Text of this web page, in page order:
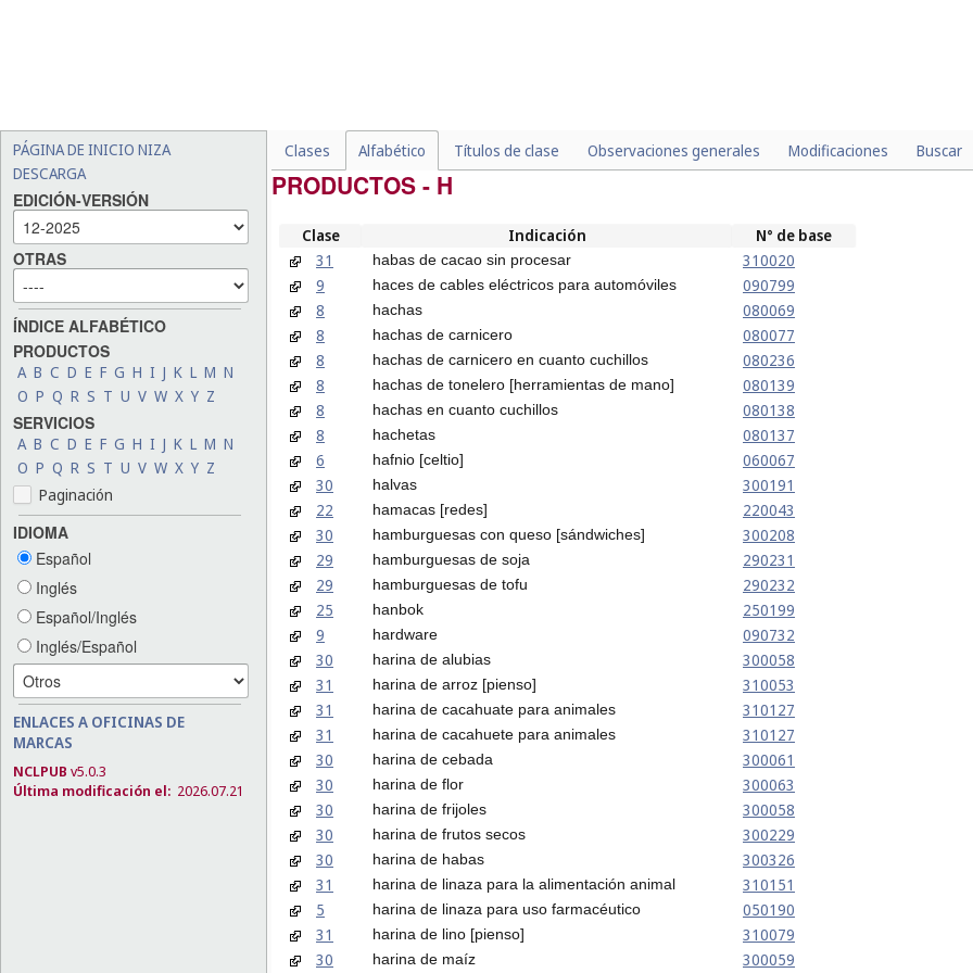
PÁGINA DE INICIO NIZA
DESCARGA
EDICIÓN-VERSIÓN
OTRAS
ÍNDICE ALFABÉTICO
PRODUCTOS
A B C D E F G H I J K L M N
O P Q R S T U V W X Y Z
SERVICIOS
A B C D E F G H I J K L M N
O P Q R S T U V W X Y Z
Paginación
IDIOMA
Español
Inglés
Español/Inglés
Inglés/Español
ENLACES A OFICINAS DE
MARCAS
NCLPUB v5.0.3
Última modificación el: 2026.07.21
Clases Alfabético Títulos de clase Observaciones generales Modificaciones Buscar
PRODUCTOS - H
Clase Indicación
N° de base
31
habas de cacao sin procesar
310020
9
haces de cables eléctricos para automóviles
090799
8
hachas
080069
8
hachas de carnicero
080077
8
hachas de carnicero en cuanto cuchillos
080236
8
hachas de tonelero [herramientas de mano]
080139
8
hachas en cuanto cuchillos
080138
8
hachetas
080137
6
hafnio [celtio]
060067
30
halvas
300191
22
hamacas [redes]
220043
30
hamburguesas con queso [sándwiches]
300208
29
hamburguesas de soja
290231
29
hamburguesas de tofu
290232
25
hanbok
250199
9
hardware
090732
30
harina de alubias
300058
31
harina de arroz [pienso]
310053
31
harina de cacahuate para animales
310127
31
harina de cacahuete para animales
310127
30
harina de cebada
300061
30
harina de flor
300063
30
harina de frijoles
300058
30
harina de frutos secos
300229
30
harina de habas
300326
31
harina de linaza para la alimentación animal
310151
5
harina de linaza para uso farmacéutico
050190
31
harina de lino [pienso]
310079
30
harina de maíz 300059